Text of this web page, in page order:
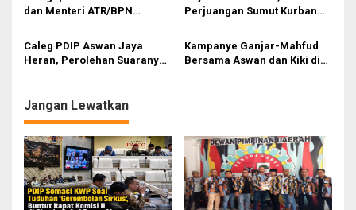
Mitigasi Total
dan Menteri ATR/BPN
Terus “Berseteru” Dengan
Masyarakat
Perjuangan Sumut Kurban
Caleg PDIP Aswan Jaya
Heran, Perolehan Suaranya
Kampanye Ganjar-Mahfud
Bersama Aswan dan Kiki di
Jangan Lewatkan